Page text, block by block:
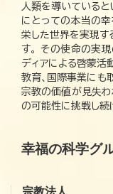
人類を導いていると
にとっての本当の
栄した世界を実現す
す。 その使命の実
ディアによる啓蒙活
教育、国際事業にも
宗教の価値が見失
の可能性に挑戦し続
幸福の科学グ
宗教法人